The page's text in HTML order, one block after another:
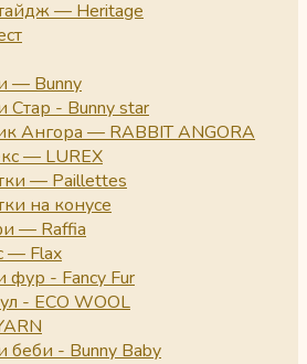
— Heritage
— Bunny
Стар - Bunny star
Ангора — RABBIT ANGORA
— LUREX
— Paillettes
на конусе
— Raffia
— Flax
фур - Fancy Fur
- ECO WOOL
беби - Bunny Baby